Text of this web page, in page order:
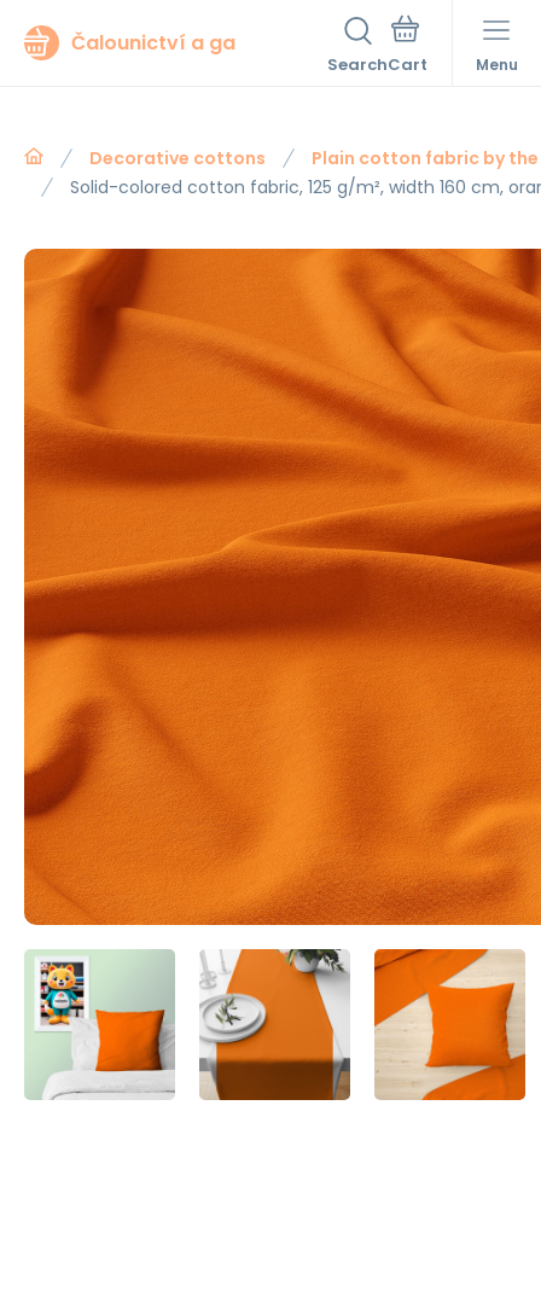
Čalounictví a ga
Search Menu
Decorative cottons
Plain cotton fabric by
Solid-colored cotton fabric, 125 g/m², width 160 cm,